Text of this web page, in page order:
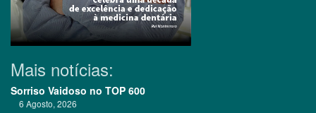
Mais notícias:
Sorriso Vaidoso no TOP 600
6 Agosto, 2026